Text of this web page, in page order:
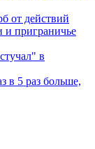
от действий
и приграничье
в
в 5 раз больше,